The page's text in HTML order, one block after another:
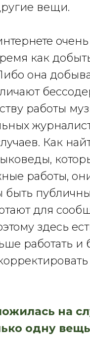
вещи.
как
она
работы
Как
работы,
быть
для
здесь
работать и
на
одну